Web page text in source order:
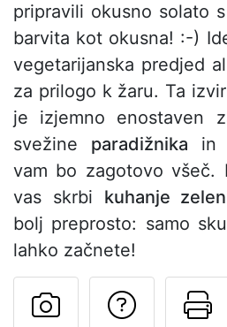
pripravili okusno solato
barvita kot okusna! :-)
vegetarijanska predjed
za prilogo k žaru. Ta
je izjemno enostaven
svežine paradižnika in
vam bo zagotovo všeč.
vas skrbi kuhanje
bolj preprosto: samo
lahko začnete!